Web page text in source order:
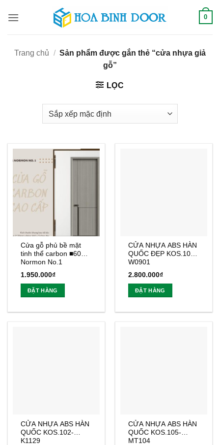
qua
0
Trang chủ / Sản phẩm được gắn thẻ “cửa nhựa giả
gỗ”
LỌC
Cửa gỗ phủ bề mặt
tinh thể carbon ■600
Normon No.1
1.950.000₫
ĐẶT HÀNG
CỬA NHỰA ABS HÀN
QUỐC ĐẸP KOS.105-
W0901
2.800.000₫
ĐẶT HÀNG
CỬA NHỰA ABS HÀN
QUỐC KOS.102-
K1129
CỬA NHỰA ABS HÀN
QUỐC KOS.105-
MT104